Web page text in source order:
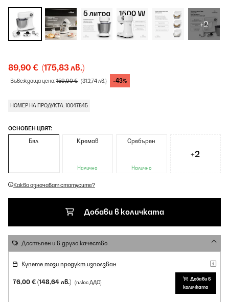
+2
89,90 € (175,83 лв.)
Въвеждаща цена:159,90 € (312,74 лв.) -43%
НОМЕР НА ПРОДУКТА: 10047845
ОСНОВЕН ЦВЯТ:
Бял Кремав
Налично
Сребърен
Налично
+2
Какво означават статусите?
Добави в количката
Достъпен и в друго качество
Купете този продукт използван
76,00 € (148,64 лв.) (плюс ДДС)
Добави в
количката